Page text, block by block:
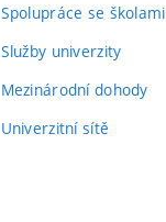
Spolupráce se školami
Služby univerzity
Mezinárodní dohody
Univerzitní sítě